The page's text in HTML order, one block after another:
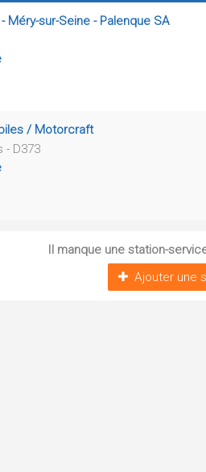
Méry-sur-Seine - Palenque SA
/ Motorcraft
- D373
Il manque une station-
Ajouter une